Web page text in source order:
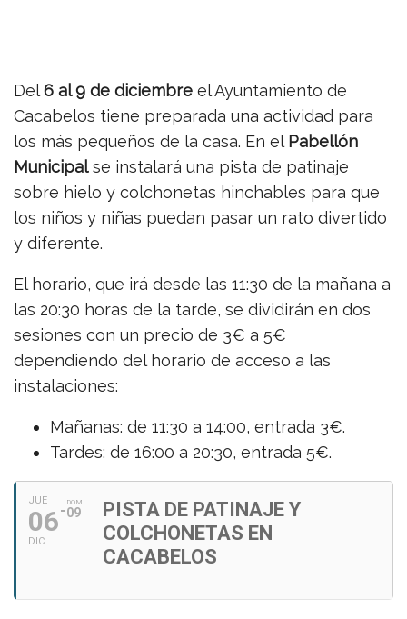
Del6 al 9 de diciembre el Ayuntamiento de
Cacabelos tiene preparada una actividad para
los más pequeños de la casa. En el Pabellón
Municipalse instalará una pista de patinaje
sobre hielo y colchonetas hinchables para que
los niños y niñas puedan pasar un rato divertido
y diferente.
El horario, que irá desde las 11:30 de la mañana a
las 20:30 horas de la tarde, se dividirán en dos
sesiones con un precio de 3€ a 5€
dependiendo del horario de acceso a las
instalaciones:
Mañanas: de 11:30 a 14:00, entrada 3€.
Tardes: de 16:00 a 20:30, entrada 5€.
JUE
06
DIC
DOM
09
PISTA DE PATINAJE Y
COLCHONETAS EN
CACABELOS